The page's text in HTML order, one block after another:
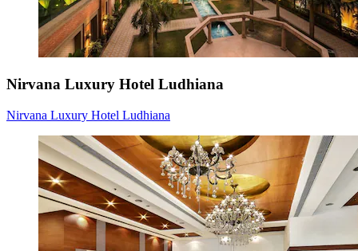
Nirvana Luxury Hotel Ludhiana
Nirvana Luxury Hotel Ludhiana